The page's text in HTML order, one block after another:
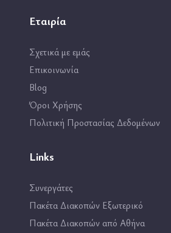
Εταιρία
Σχετικά με εμάς
Επικοινωνία
Blog
Όροι Χρήσης
Πολιτική Προστασίας Δεδομένων
Links
Συνεργάτες
Πακέτα Διακοπών Εξωτερικό
Πακέτα Διακοπών από Αθήνα